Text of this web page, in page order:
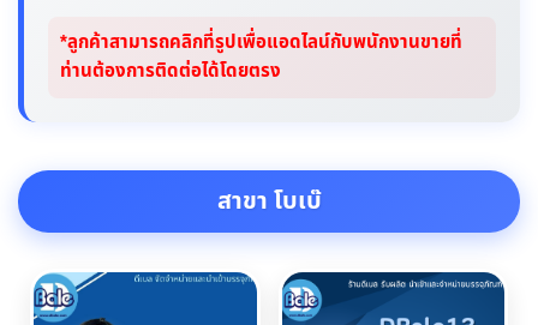
*ลูกค้าสามารถคลิกที่รูปเพื่อแอดไลน์กับพนักงานขายที่
ท่านต้องการติดต่อได้โดยตรง
สาขา โบเบ๊